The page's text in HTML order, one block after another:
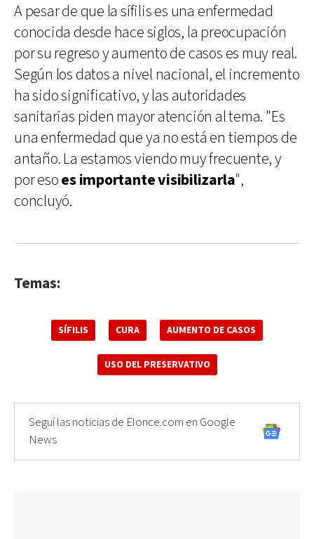
A pesar de que la sífilis es una enfermedad
conocida desde hace siglos, la preocupación
por su regreso y aumento de casos es muy real.
Según los datos a nivel nacional, el incremento
ha sido significativo, y las autoridades
sanitarias piden mayor atención al tema. "Es
una enfermedad que ya no está en tiempos de
antaño. La estamos viendo muy frecuente, y
por esoes importante visibilizarla",
concluyó.
Temas:
SÍFILIS CURA AUMENTO DE CASOS
USO DEL PRESERVATIVO
Seguí las noticias de Elonce.com en Google
News